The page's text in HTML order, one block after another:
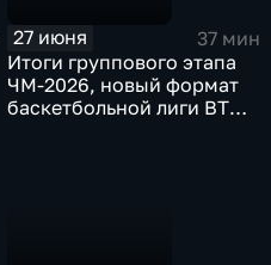
27 июня
37 мин
Итоги группового этапа
ЧМ-2026, новый формат
баскетбольной лиги ВТБ и